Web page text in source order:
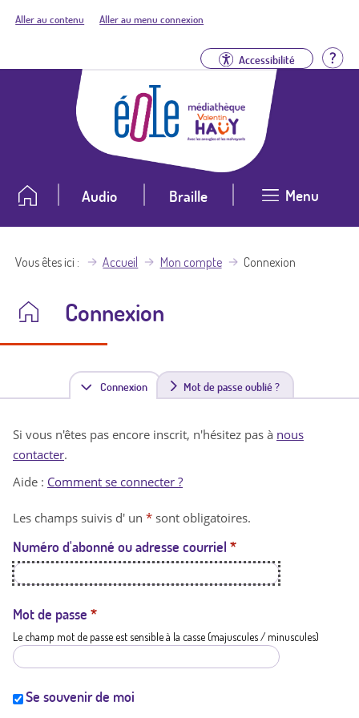
Aller au contenu Aller au menu connexion
Accessibilité
Audio Braille Menu
Vous êtes ici Accueil Mon compte Connexion
Connexion
Connexion(
n
t
a
t
i
Mot de passe oublié ?
Si vous n'êtes pas encore inscrit, n'hésitez pas à nous
contacter.
Aide : Comment se connecter ?
Les champs suivis d' un * sont obligatoires.
Numéro d'abonné ou adresse courriel *
Mot de passe *
Le champ mot de passe est sensible à la casse (majuscules / minuscules)
Se souvenir de moi